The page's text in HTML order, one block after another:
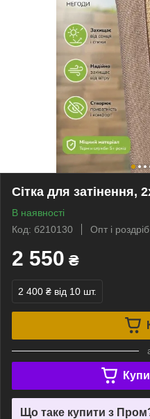
Сітка для
В наявності
Код: б210130
Опт і роздріб
2 550 ₴
2 400 ₴ від 10 шт.
Що таке купити з